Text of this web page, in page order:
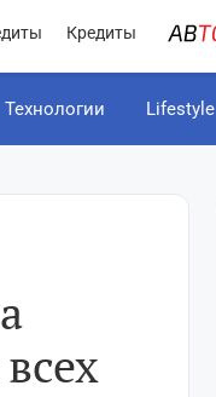
Кредиты
Технологии Lifestyle